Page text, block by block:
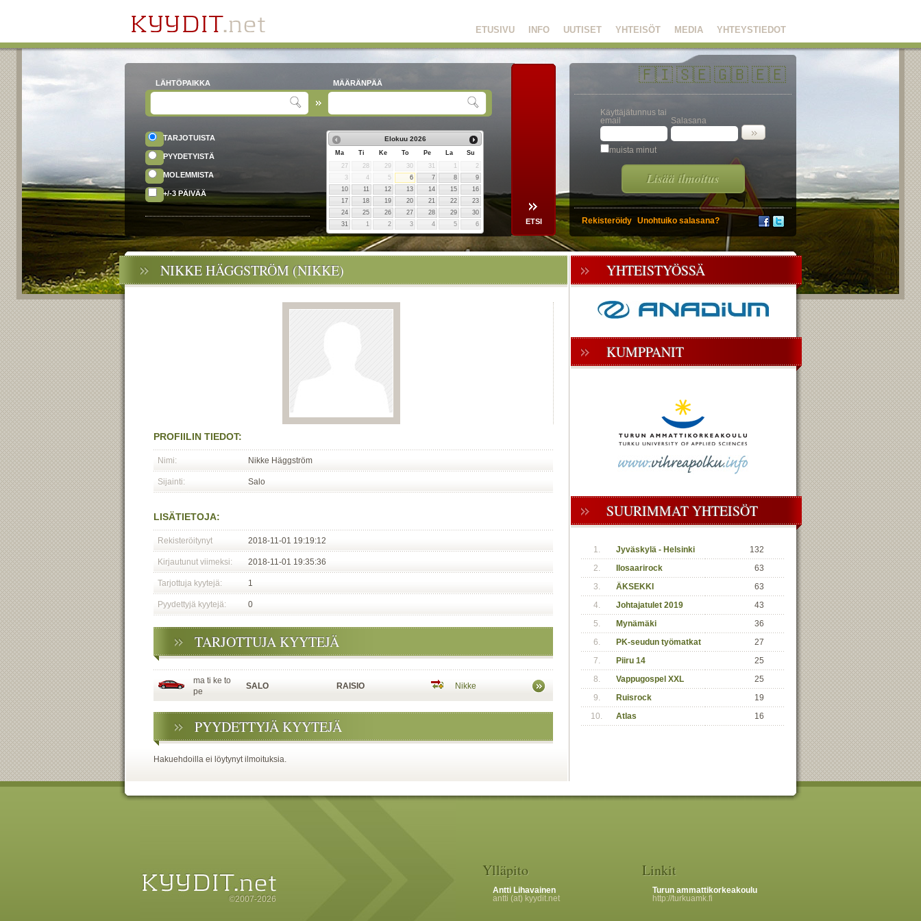
YHTEYSTIEDOT
MEDIA
YHTEISÖT
UUTISET
INFO
ETUSIVU
LÄHTÖPAIKKA MÄÄRÄNPÄÄ
TARJOTUISTA
PYYDETYISTÄ
MOLEMMISTA
+/-3 PÄIVÄÄ
Elokuu 2026
Ma Ti Ke To Pe La
Su
27
28 29 30 31
2
3
4 5 6 7 8
9
10
11 12 13 14 15
16
17
18 19 20 21 22
23
24
25 26 27 28 29
30
31
1 2 3 4 5 6
🇫🇮🇸🇪🇬🇧🇪🇪
Käyttäjätunnus tai
email
Salasana
muista minut
Lisää ilmoitus
Rekisteröidy Unohtuiko salasana?
NIKKE HÄGGSTRÖM (NIKKE)
PROFIILIN TIEDOT:
Nimi: Nikke Häggström
Sijainti: Salo
LISÄTIETOJA:
Rekisteröitynyt 2018-11-01 19:19:12
Kirjautunut viimeksi: 2018-11-01 19:35:36
Tarjottuja kyytejä: 1
Pyydettyjä kyytejä: 0
TARJOTTUJA KYYTEJÄ
ma ti ke to
pe
SALO RAISIO Nikke
PYYDETTYJÄ KYYTEJÄ
Hakuehdoilla ei löytynyt ilmoituksia.
YHTEISTYÖSSÄ
KUMPPANIT
SUURIMMAT YHTEISÖT
1. Jyväskylä - Helsinki
132
2.
Ilosaarirock
63
3.
ÄKSEKKI
63
4.
Johtajatulet 2019
43
5.
Mynämäki
36
6.
PK-seudun työmatkat
27
7.
Piiru 14
25
8.
Vappugospel XXL
25
9.
Ruisrock
19
10.
Atlas 16
©2007-2026
Ylläpito
Antti Lihavainen
antti (at) kyydit.net
Linkit
Turun ammattikorkeakoulu
http://turkuamk.fi